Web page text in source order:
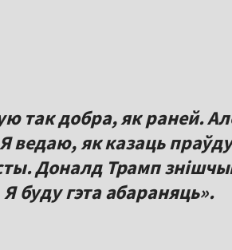
так добра, як раней.
ведаю, як казаць
Доналд Трамп
буду гэта абараняць».